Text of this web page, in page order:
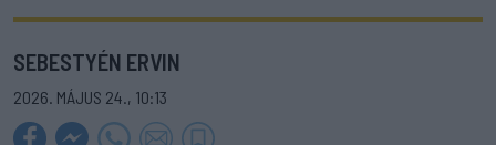
SEBESTYÉN ERVIN
2026. MÁJUS 24., 10:13